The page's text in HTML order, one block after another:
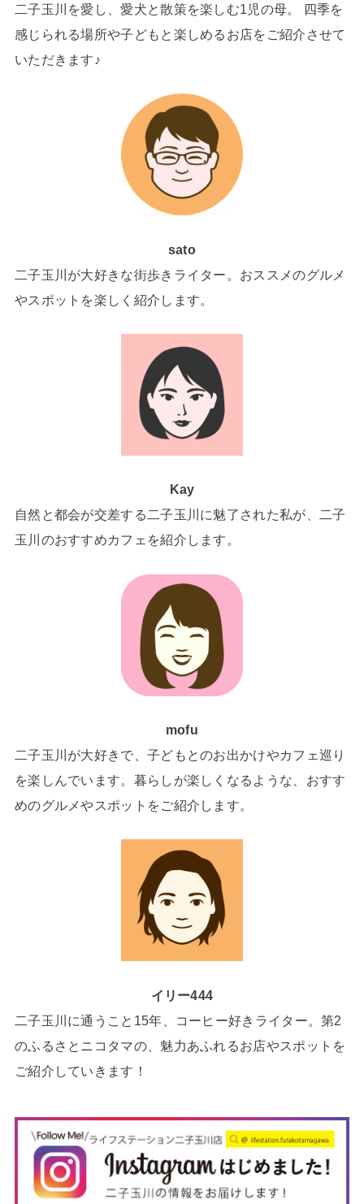
二子玉川を愛し、愛犬と散策を楽しむ1児の母。 四季を
感じられる場所や子どもと楽しめるお店をご紹介させて
いただきます♪
sato
二子玉川が大好きな街歩きライター。おススメのグルメ
やスポットを楽しく紹介します。
Kay
自然と都会が交差する二子玉川に魅了された私が、二子
玉川のおすすめカフェを紹介します。
mofu
二子玉川が大好きで、子どもとのお出かけやカフェ巡り
を楽しんでいます。暮らしが楽しくなるような、おすす
めのグルメやスポットをご紹介します。
イリー444
二子玉川に通うこと15年、コーヒー好きライター。第2
のふるさとニコタマの、魅力あふれるお店やスポットを
ご紹介していきます！